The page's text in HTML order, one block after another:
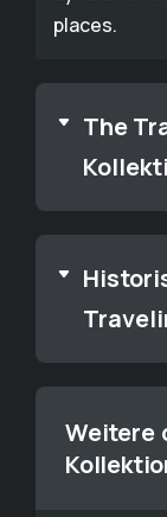
places.
The
Weitere